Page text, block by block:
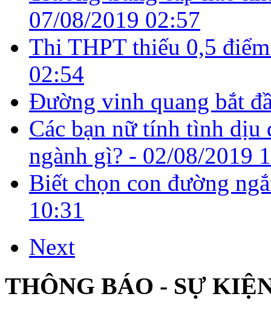
07/08/2019 02:57
Thi THPT thiếu 0,5
02:54
Đường vinh quang bắt
Các bạn nữ tính tình dịu
ngành gì? - 02/08/2019
Biết chọn con đường
10:31
Next
THÔNG BÁO - SỰ